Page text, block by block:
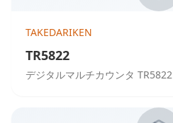
TAKEDARIKEN
TR5822
デジタルマルチカウンタ TR5822